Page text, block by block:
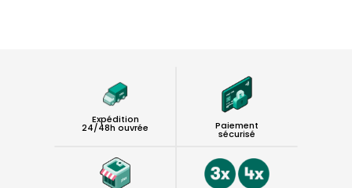
Expédition
24/48h ouvrée Paiement
sécurisé